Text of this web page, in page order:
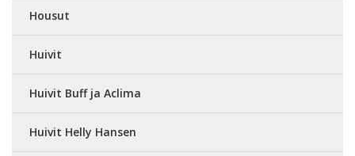
Housut
Huivit
Huivit Buff ja Aclima
Huivit Helly Hansen